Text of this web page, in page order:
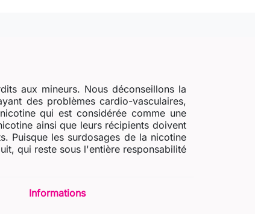
aux mineurs. Nous déconseillons la
des problèmes cardio-vasculaires,
qui est considérée comme une
ainsi que leurs récipients doivent
Puisque les surdosages de la nicotine
qui reste sous l'entière responsabilité
Informations